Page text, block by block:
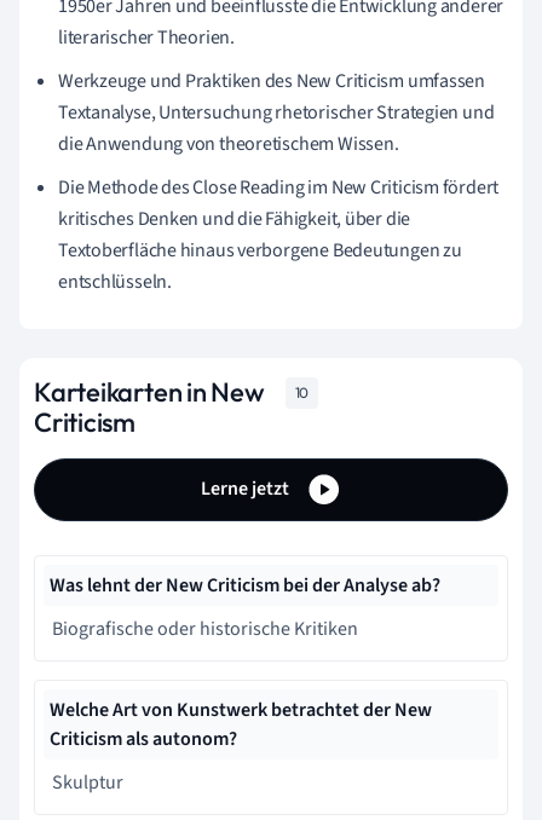
1950er Jahren und beeinflusste die Entwicklung anderer
literarischer Theorien.
Werkzeuge und Praktiken des New Criticism umfassen
Textanalyse, Untersuchung rhetorischer Strategien und
die Anwendung von theoretischem Wissen.
Die Methode des Close Reading im New Criticism fördert
kritisches Denken und die Fähigkeit, über die
Textoberfläche hinaus verborgene Bedeutungen zu
entschlüsseln.
Karteikarten in New
Criticism
10
Lerne jetzt
Was lehnt der New Criticism bei der Analyse ab?
Biografische oder historische Kritiken
Welche Art von Kunstwerk betrachtet der New
Criticism als autonom?
Skulptur